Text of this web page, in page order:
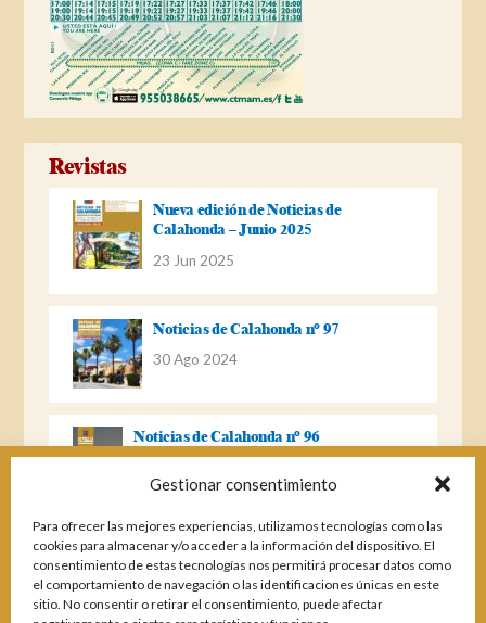
Gestionar consentimiento
Para ofrecer las mejores experiencias, utilizamos tecnologías como las
cookies para almacenar y/o acceder a la información del dispositivo. El
consentimiento de estas tecnologías nos permitirá procesar datos como
el comportamiento de navegación o las identificaciones únicas en este
sitio. No consentir o retirar el consentimiento, puede afectar
Revistas
Nueva edición de Noticias de
Calahonda – Junio 2025
23 Jun 2025
Noticias de Calahonda nº 97
30 Ago 2024
Noticias de Calahonda nº 96
Noticias de Calahonda Nº 95
04 Ene 2023